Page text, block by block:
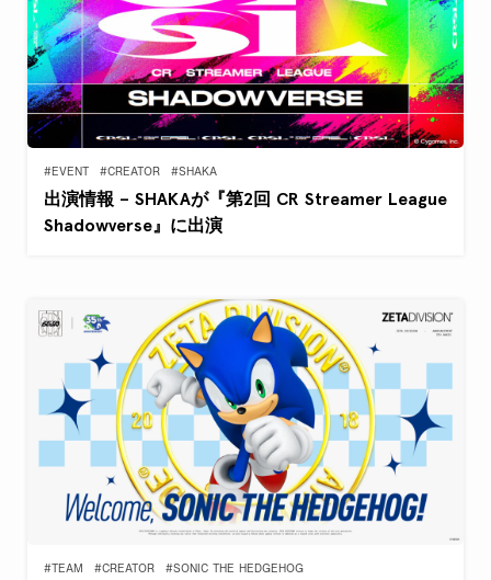
#EVENT #CREATOR #SHAKA
出演情報 – SHAKAが『第2回 CR Streamer League
Shadowverse』に出演
#TEAM #CREATOR #SONIC THE HEDGEHOG